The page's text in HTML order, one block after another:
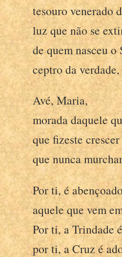
tesouro venerado
luz que não se
de quem nasceu o
ceptro da
Avé, Maria,
morada daquele
que fizeste
que nunca
Por ti, é
aquele que vem
Por ti, a Trindade
por ti, a Cruz é